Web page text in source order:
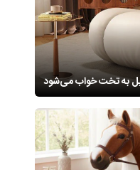
به تخت خواب می‌شود